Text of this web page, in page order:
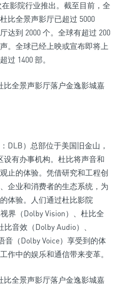
影院行业推出。截至目前，全
比全景声影厅已超过 5000
达到 2000 个。全球有超过 200
。全球已经上映或宣布即将上
过 1400 部。
DLB）总部位于美国旧金山，
设有办事机构。杜比将声音和
止的体验。凭借研究和工程创
企业和消费者的生态系统，为
体验。人们通过杜比影院
界（Dolby Vision）、杜比全
音效（Dolby Audio）、
音（Dolby Voice）享受到的体
作中的娱乐和通信带来变革。